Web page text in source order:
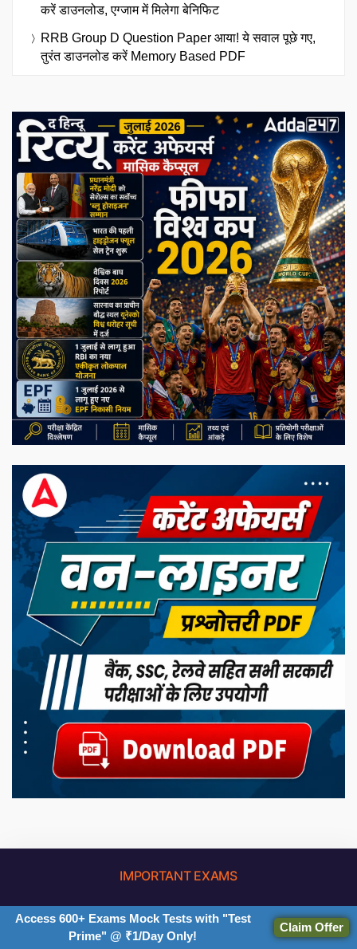
करें डाउनलोड, एग्जाम में मिलेगा बेनिफिट
RRB Group D Question Paper आया! ये सवाल पूछे गए,
तुरंत डाउनलोड करें Memory Based PDF
IMPORTANT EXAMS
Exams Other Website
Preparation
Products
Access 600+ Exams Mock Tests with "Test
Prime" @ ₹1/Day Only!
Claim Offer